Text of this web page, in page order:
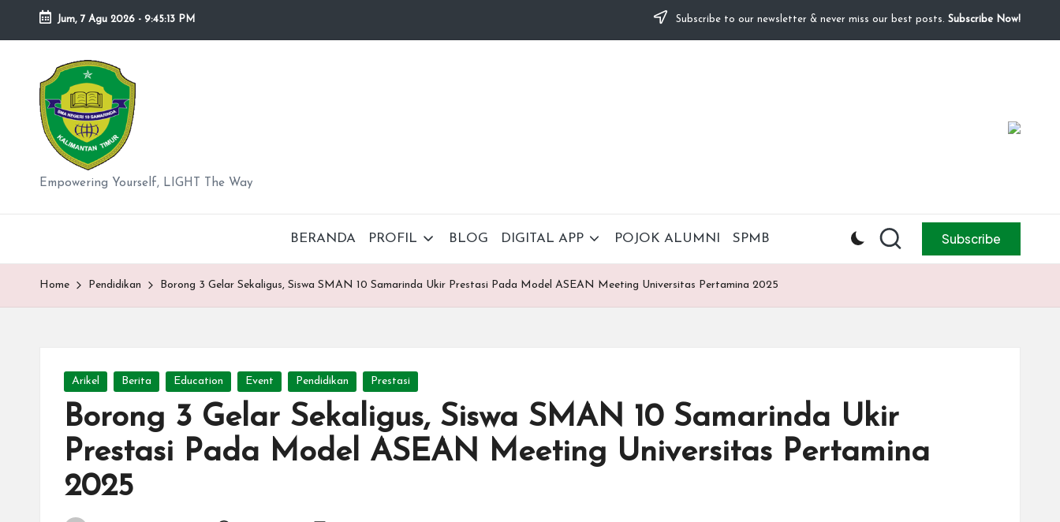
Skip
content
Jum, 7 Agu 2026 - 9:45:14 PM Subscribe to our newsletter & never miss our best posts. Subscribe Now!
S
M
A
N
er
Empowering Yourself, LIGHT The Way
BERANDA PROFIL BLOG DIGITAL APP POJOK ALUMNI SPMB Subscribe
Home Pendidikan Borong 3 Gelar Sekaligus, Siswa SMAN 10 Samarinda Ukir Prestasi Pada Model ASEAN Meeting Universitas Pertamina 2025
Posted
Arikel Berita Education Event Pendidikan Prestasi
Borong 3 Gelar Sekaligus, Siswa SMAN 10 Samarinda Ukir
Prestasi Pada Model ASEAN Meeting Universitas Pertamina
2025